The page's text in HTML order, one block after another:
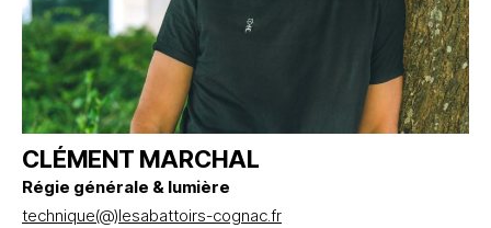
CLÉMENT MARCHAL
Régie générale & lumière
technique(@)lesabattoirs-cognac.fr